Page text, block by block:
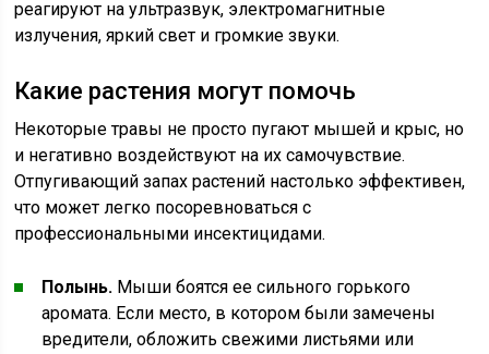
реагируют на ультразвук, электромагнитные
излучения, яркий свет и громкие звуки.
Какие растения могут помочь
Некоторые травы не просто пугают мышей и крыс, но
и негативно воздействуют на их самочувствие.
Отпугивающий запах растений настолько эффективен,
что может легко посоревноваться с
профессиональными инсектицидами.
Полынь. Мыши боятся ее сильного горького
аромата. Если место, в котором были замечены
вредители, обложить свежими листьями или